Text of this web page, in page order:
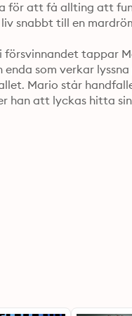
för att få allting att
snabbt till en
försvinnandet tappar
som verkar
Mario står
han att lyckas hitta
en far vars djupa